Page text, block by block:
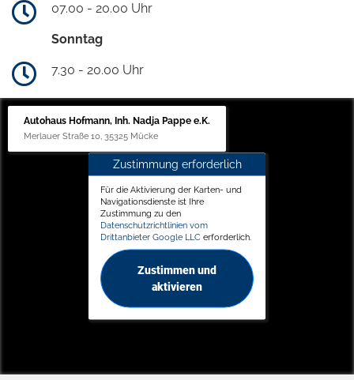
07.00 - 20.00 Uhr
Sonntag
7.30 - 20.00 Uhr
Autohaus Hofmann, Inh. Nadja Pappe e.K.
Merlauer Straße 10, 35325 Mücke
Zustimmung erforderlich
Für die Aktivierung der Karten- und
Navigationsdienste ist Ihre
Zustimmung zu den
Datenschutzrichtlinien vom
Drittanbieter Google LLC erforderlich.
Zustimmen und
aktivieren